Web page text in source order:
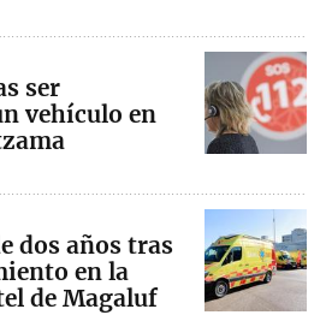
ser
vehículo en
dos años tras
en la
de Magaluf